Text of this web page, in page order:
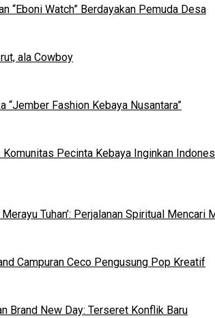
“Eboni Watch” Berdayakan Pemuda Desa
ala Cowboy
“Jember Fashion Kebaya Nusantara”
Komunitas Pecinta Kebaya Inginkan
Merayu Tuhan’: Perjalanan Spiritual Mencari
Campuran Ceco Pengusung Pop Kreatif
Brand New Day: Terseret Konflik Baru